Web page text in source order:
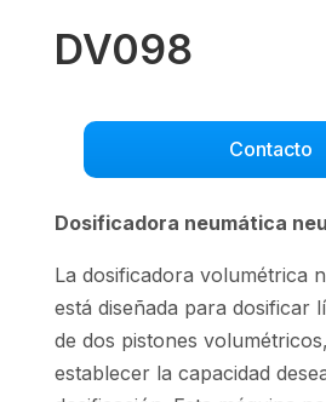
DV098
Contacto
Dosificadora neumática
La dosificadora volumétrica
está diseñada para dosificar
de dos pistones
establecer la capacidad